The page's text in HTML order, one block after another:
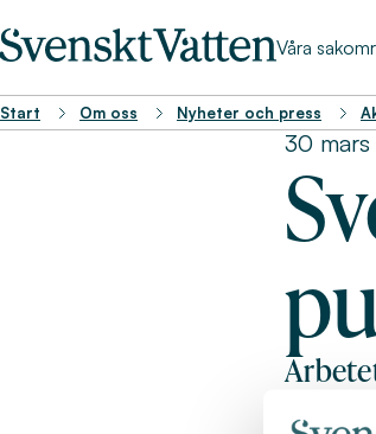
Våra
Start Om oss Nyheter och press
30
antal